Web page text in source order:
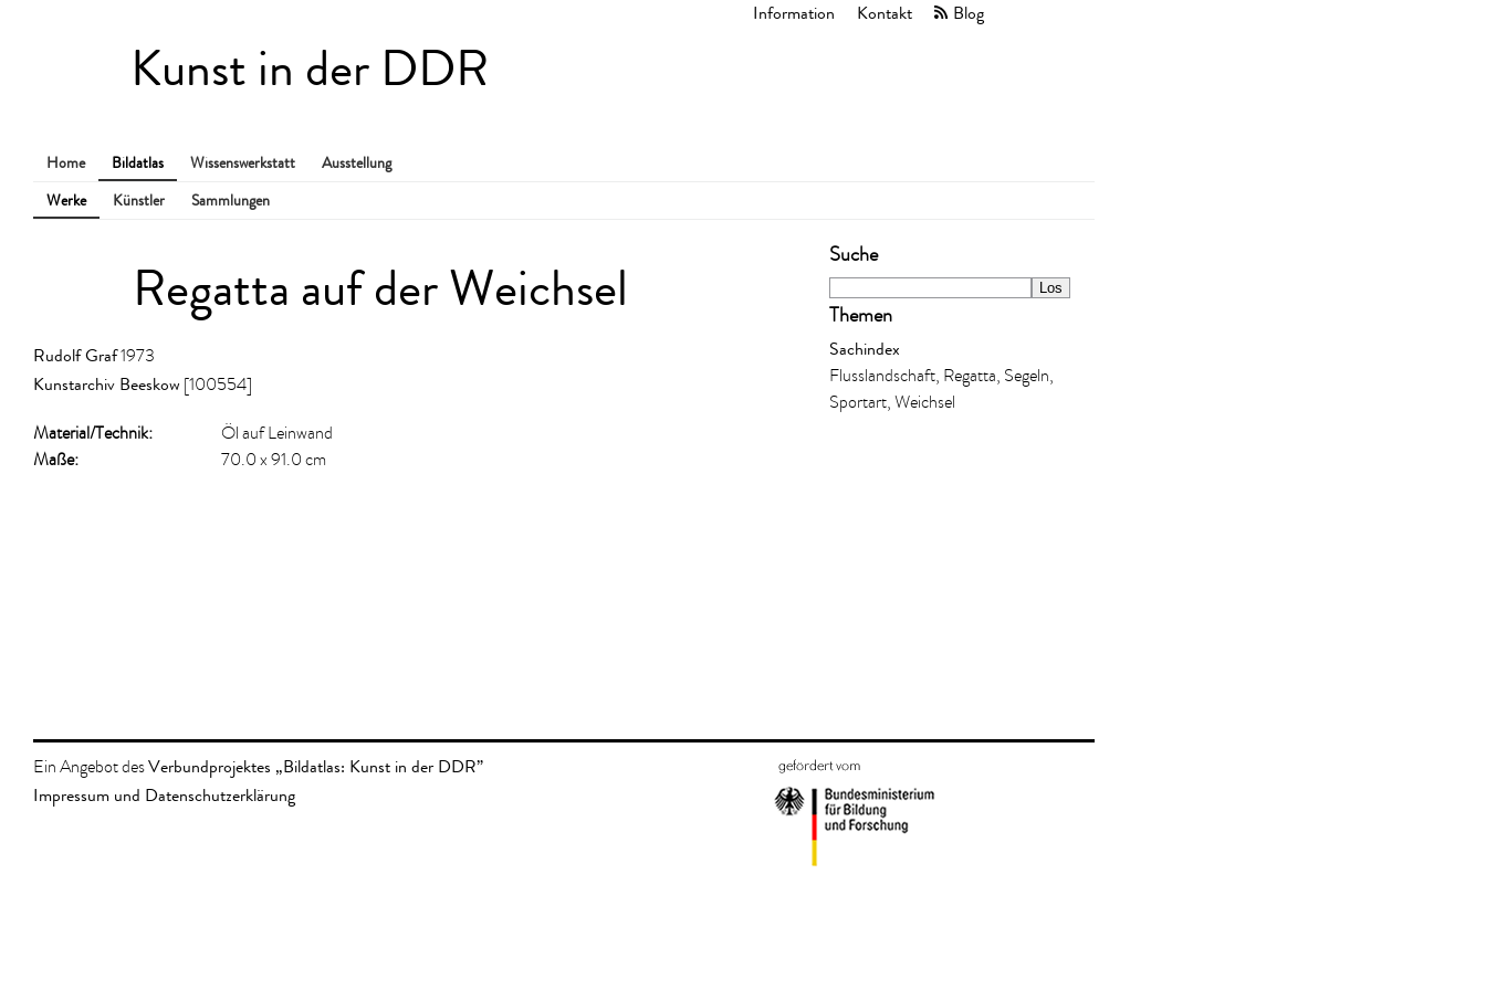
Information Kontakt Blog
Kunst in der DDR
Home Bildatlas Wissenswerkstatt
Ausstellung
Werke
Künstler Sammlungen
Suche
Themen
Sachindex
Flusslandschaft, Regatta, Segeln,
Sportart, Weichsel
Regatta auf der Weichsel
Rudolf Graf1973
Kunstarchiv Beeskow [100554]
Material/​Technik:
Öl auf Leinwand
Maße:
70.0 x 91.0 cm
Ein Angebot desVerbundprojektes „Bildatlas: Kunst in der DDR”
Impressum und Datenschutzerklärung